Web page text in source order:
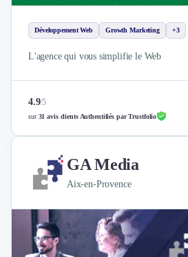
Développement Web Growth Marketing +3
L'agence qui vous simplifie le Web
4.9/5
sur31 avis clients Authentifiés par Trustfolio
GA Media
Aix-en-Provence